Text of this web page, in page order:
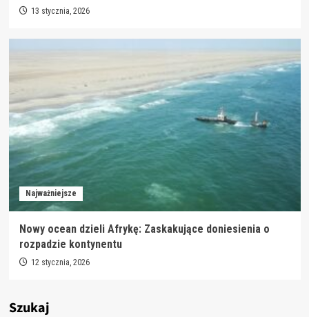
13 stycznia, 2026
Najważniejsze
Nowy ocean dzieli Afrykę: Zaskakujące doniesienia o
rozpadzie kontynentu
12 stycznia, 2026
Szukaj